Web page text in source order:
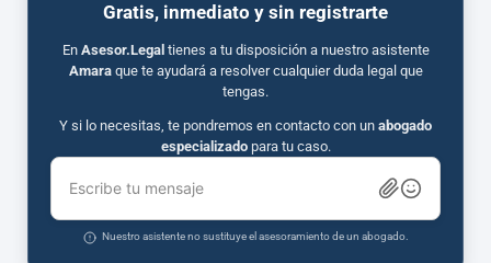
Gratis, inmediato y sin registrarte
En Asesor.Legal tienes a tu disposición a nuestro asistente
Amaraque te ayudará a resolver cualquier duda legal que
tengas.
Y si lo necesitas, te pondremos en contacto con un abogado
especializadopara tu caso.
Escribe tu mensaje
Nuestro asistente no sustituye el asesoramiento de un abogado.